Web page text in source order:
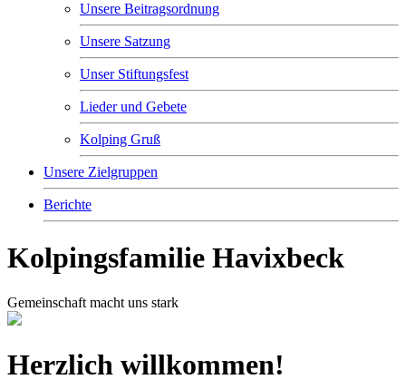
Unsere Beitragsordnung
Unsere Satzung
Unser Stiftungsfest
Lieder und Gebete
Kolping Gruß
Unsere Zielgruppen
Berichte
Kolpingsfamilie Havixbeck
Gemeinschaft macht uns stark
Herzlich willkommen!